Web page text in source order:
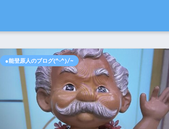
●能登原人のブログ(^-^)/~